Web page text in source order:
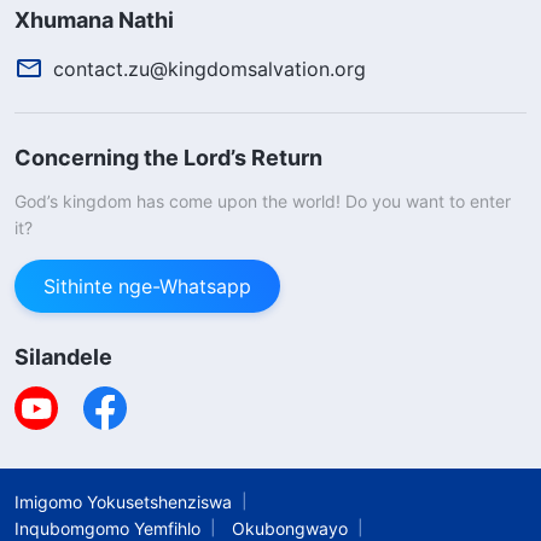
emakhaya abafowethu nodadewethu,
ngangibasiza ngokukha amanzi, ukubasa umlilo,
kanye nokwenza umsebenzi wasepulazini. Lapho
begula ngangibavakashela. Lapho bengenamali
eyanele ngangibasiza ngemali
engangiyilondolozile; ngangisiza noma ubani
owayebhekene nobunzima. Ngokushesha
ngathola ukunconywa yibo bonke abafowethu
nodadewethu kanye nokwethenjwa abaholi
abaphezulu bebandla. Ngemva konyaka
ngakhushulelwa esikhundleni sokuba ngumholi
webandla, ukwalusa amabandla angama-30.
Xhumana Nathi
contact.zu@kingdomsalvation.org
Concerning the Lord’s Return
God’s kingdom has come upon the world! Do you want to enter
it?
Sithinte nge-Whatsapp
Silandele
Imigomo Yokusetshenziswa
Inqubomgomo Yemfihlo
Okubongwayo